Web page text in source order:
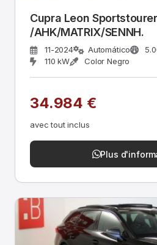
Cupra Leon Sportstourer
/AHK/MATRIX/SENNH.
11-2024 Automático
110 kW
Color Negro
34.984 €
avec tout inclus
Plus